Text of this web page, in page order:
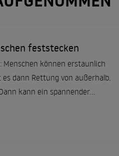
feststecken
Menschen können erstaunlich
dann Rettung von außerhalb.
kann ein spannender...